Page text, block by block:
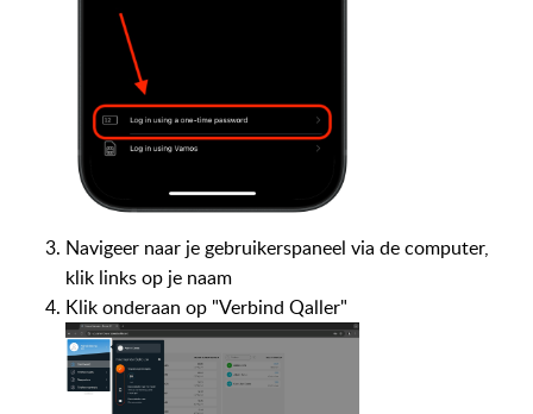
Navigeer naar je gebruikerspaneel via de computer,
klik links op je naam
Klik onderaan op "Verbind Qaller"